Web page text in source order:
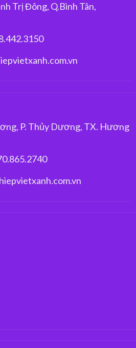
Trị Đông, Q.Bình Tân,
P. Thủy Dương, TX. Hương